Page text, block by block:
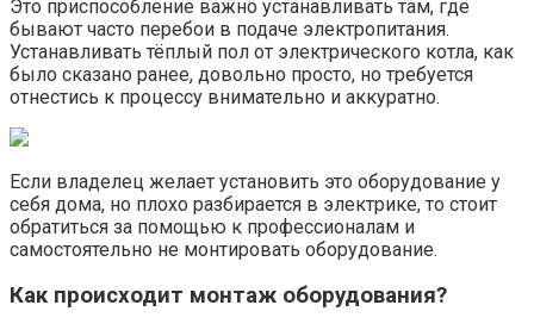
Это приспособление важно устанавливать там, где
бывают часто перебои в подаче электропитания.
Устанавливать тёплый пол от электрического котла, как
было сказано ранее, довольно просто, но требуется
отнестись к процессу внимательно и аккуратно.
Если владелец желает установить это оборудование у
себя дома, но плохо разбирается в электрике, то стоит
обратиться за помощью к профессионалам и
самостоятельно не монтировать оборудование.
Как происходит монтаж оборудования?